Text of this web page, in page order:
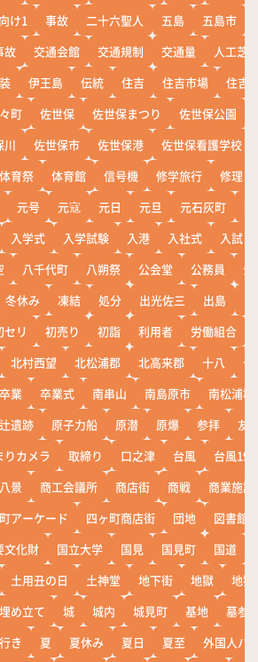
け1
事故 二十六聖人 五島 五島市
故 交通会館 交通規制 交通量
人工芝
伊王島 伝統 住吉 住吉市場
住吉
町 佐世保 佐世保まつり 佐世保公園
川 佐世保市 佐世保港
佐世保看護学校
体育祭 体育館 信号機 修学旅行
修理
元号 元寇 元日 元旦 元石灰町
入学式 入学試験 入港 入社式
入試
八千代町 八朔祭 公会堂 公務員
公
冬休み 凍結 処分 出光佐三 出島
セリ 初売り 初詣 利用者 労働組合
北村西望 北松浦郡 北高来郡 十八
十
卒業 卒業式 南串山 南島原市
南松浦郡
遺跡 原子力船 原潜 原爆 参拝
友
りカメラ 取締り 口之津 台風
台風19
景 商工会議所 商店街 商戦
商業施設
アーケード 四ヶ町商店街 団地
図書館
文化財 国立大学 国見 国見町 国道
土用丑の日 土神堂 地下街 地獄
地獄
埋め立て 城 城内 城見町 基地
墓参
き 夏 夏休み 夏日 夏至
外国人バ